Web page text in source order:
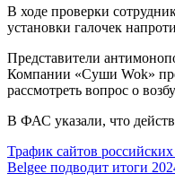
В ходе проверки
установки галочек
Представители
Компании «Суши Wok»
рассмотреть вопрос о
В ФАС указали, что
Навигация
по
Трафик сайтов
Belgee подводит итоги